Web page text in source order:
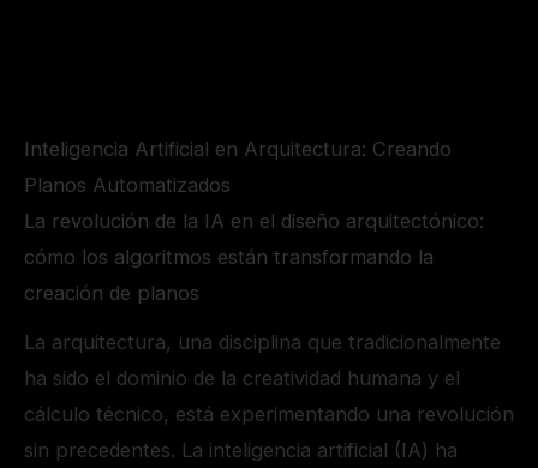
Inteligencia Artificial en Arquitectura: Creando
Planos Automatizados
La revolución de la IA en el diseño arquitectónico:
cómo los algoritmos están transformando la
creación de planos
La arquitectura, una disciplina que tradicionalmente
ha sido el dominio de la creatividad humana y el
cálculo técnico, está experimentando una revolución
sin precedentes. La inteligencia artificial (IA) ha